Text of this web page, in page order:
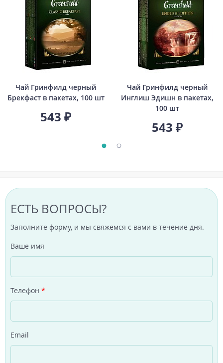
Чай Гринфилд черный
Брекфаст в пакетах, 100 шт
543 ₽
Чай Гринфилд черный
Инглиш Эдишн в пакетах,
100 шт
543 ₽
ЕСТЬ ВОПРОСЫ?
Заполните форму, и мы свяжемся с вами в течение дня.
Ваше имя
Телефон *
Email